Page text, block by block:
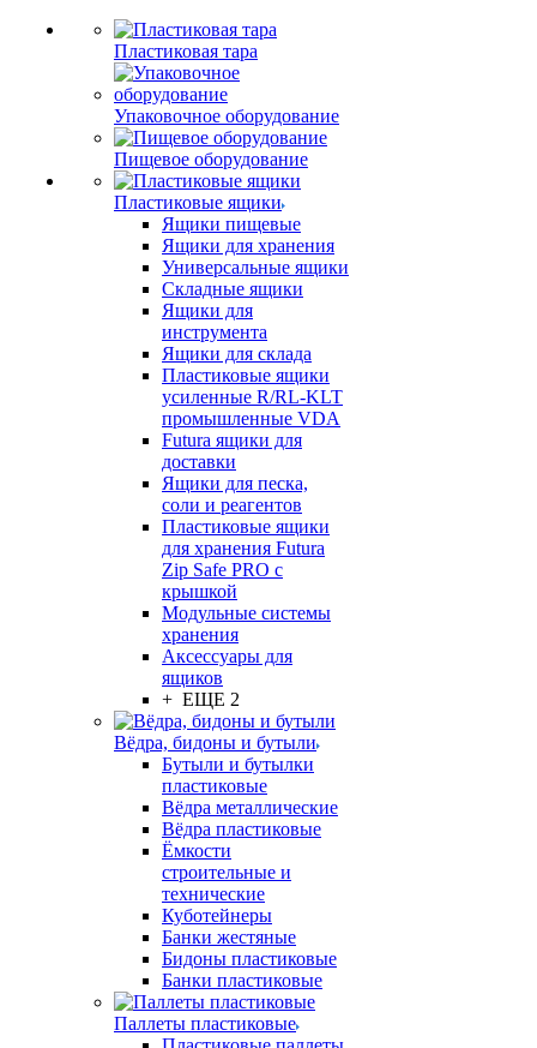
Пластиковая тара
Упаковочное оборудование
Пищевое оборудование
Пластиковые ящики
Ящики пищевые
Ящики для хранения
Универсальные ящики
Складные ящики
Ящики для
инструмента
Ящики для склада
Пластиковые ящики
усиленные R/RL-KLT
промышленные VDA
Futura ящики для
доставки
Ящики для песка,
соли и реагентов
Пластиковые ящики
для хранения Futura
Zip Safe PRO с
крышкой
Модульные системы
хранения
Аксессуары для
ящиков
+ ЕЩЕ 2
Вёдра, бидоны и бутыли
Бутыли и бутылки
пластиковые
Вёдра металлические
Вёдра пластиковые
Ёмкости
строительные и
технические
Куботейнеры
Банки жестяные
Бидоны пластиковые
Банки пластиковые
Паллеты пластиковые